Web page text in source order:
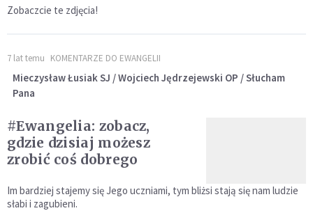
Zobaczcie te zdjęcia!
7 lat temu KOMENTARZE DO EWANGELII
Mieczysław Łusiak SJ / Wojciech Jędrzejewski OP / Słucham
Pana
#Ewangelia: zobacz,
gdzie dzisiaj możesz
zrobić coś dobrego
Im bardziej stajemy się Jego uczniami, tym bliżsi stają się nam ludzie
słabi i zagubieni.